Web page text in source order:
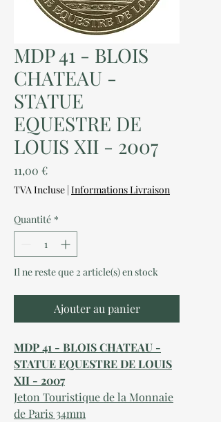
MDP 41 - BLOIS
CHATEAU -
STATUE
EQUESTRE DE
LOUIS XII - 2007
11,00 €Prix
TVA Incluse | Informations Livraison
Quantité *
Il ne reste que 2 article(s) en stock
Ajouter au panier
MDP 41 - BLOIS CHATEAU -
STATUE EQUESTRE DE LOUIS
XII - 2007
Jeton Touristique de la Monnaie
de Paris 34mm